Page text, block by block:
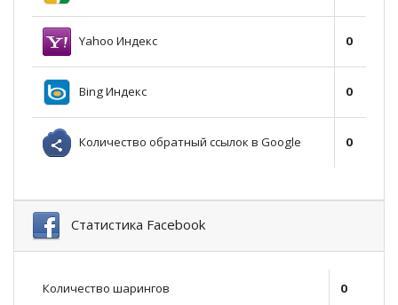
Yahoo Индекс 0
Bing Индекс 0
Количество обратный ссылок в Google 0
Статистика Facebook
Количество шарингов 0